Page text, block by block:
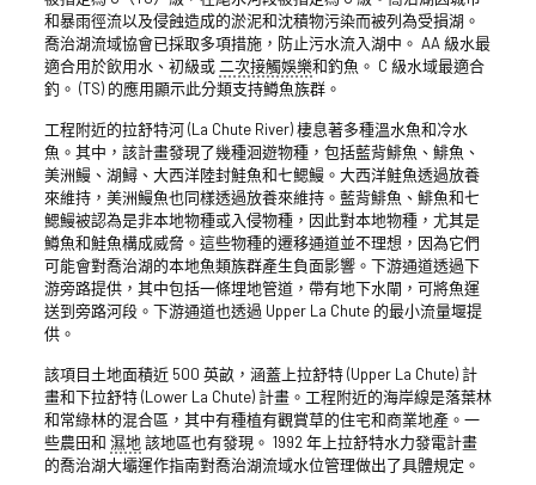
和暴雨徑流以及侵蝕造成的淤泥和沈積物污染而被列為受損湖。
喬治湖流域協會已採取多項措施，防止污水流入湖中。 AA 級水最
適合用於飲用水、初級或 二次接觸娛樂和釣魚。 C 級水域最適合
釣。 (TS) 的應用顯示此分類支持鱒魚族群。
工程附近的拉舒特河 (La Chute River) 棲息著多種溫水魚和冷水
魚。其中，該計畫發現了幾種洄遊物種，包括藍背鯡魚、鯡魚、
美洲鰻、湖鱘、大西洋陸封鮭魚和七鰓鰻。大西洋鮭魚透過放養
來維持，美洲鰻魚也同樣透過放養來維持。藍背鯡魚、鯡魚和七
鰓鰻被認為是非本地物種或入侵物種，因此對本地物種，尤其是
鱒魚和鮭魚構成威脅。這些物種的遷移通道並不理想，因為它們
可能會對喬治湖的本地魚類族群產生負面影響。下游通道透過下
游旁路提供，其中包括一條埋地管道，帶有地下水閘，可將魚運
送到旁路河段。下游通道也透過 Upper La Chute 的最小流量堰提
供。
該項目土地面積近 500 英畝，涵蓋上拉舒特 (Upper La Chute) 計
畫和下拉舒特 (Lower La Chute) 計畫。工程附近的海岸線是落葉林
和常綠林的混合區，其中有種植有觀賞草的住宅和商業地產。一
些農田和 濕地 該地區也有發現。 1992 年上拉舒特水力發電計畫
的喬治湖大壩運作指南對喬治湖流域水位管理做出了具體規定。